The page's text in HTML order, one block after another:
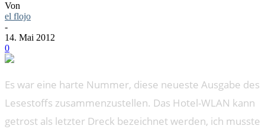
Von
el flojo
-
14. Mai 2012
0
Es war eine harte Nummer, diese neueste Ausgabe des
Lesestoffs zusammenzustellen. Das Hotel-WLAN kann
getrost als letzter Dreck bezeichnet werden, ich musste